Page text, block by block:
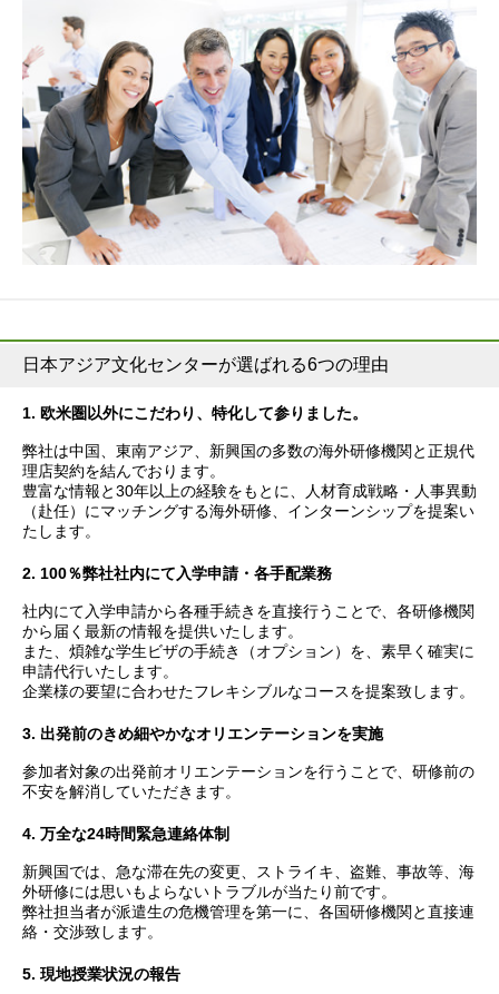
会社概要 沿革 ビジョン IR情報 採用情報 サービス
050-3385-3602
日本アジア文化センターが選ばれる6つの理由
1. 欧米圏以外にこだわり、特化して参りました。
弊社は中国、東南アジア、新興国の多数の海外研修機関と正規代
理店契約を結んでおります。
豊富な情報と30年以上の経験をもとに、人材育成戦略・人事異動
（赴任）にマッチングする海外研修、インターンシップを提案い
たします。
2. 100％弊社社内にて入学申請・各手配業務
社内にて入学申請から各種手続きを直接行うことで、各研修機関
から届く最新の情報を提供いたします。
また、煩雑な学生ビザの手続き（オプション）を、素早く確実に
申請代行いたします。
企業様の要望に合わせたフレキシブルなコースを提案致します。
3. 出発前のきめ細やかなオリエンテーションを実施
参加者対象の出発前オリエンテーションを行うことで、研修前の
不安を解消していただきます。
4. 万全な24時間緊急連絡体制
新興国では、急な滞在先の変更、ストライキ、盗難、事故等、海
外研修には思いもよらないトラブルが当たり前です。
弊社担当者が派遣生の危機管理を第一に、各国研修機関と直接連
絡・交渉致します。
5. 現地授業状況の報告